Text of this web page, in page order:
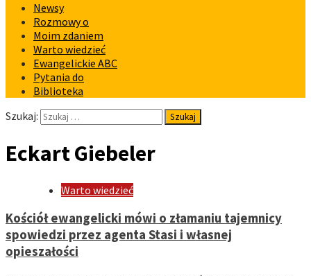
Newsy
Rozmowy o
Moim zdaniem
Warto wiedzieć
Ewangelickie ABC
Pytania do
Biblioteka
Szukaj:
Eckart Giebeler
Warto wiedzieć
Kościół ewangelicki mówi o złamaniu tajemnicy
spowiedzi przez agenta Stasi i własnej
opieszałości